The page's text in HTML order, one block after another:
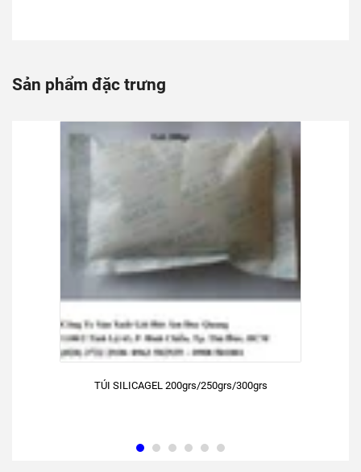
Sản phẩm đặc trưng
TÚI SILICAGEL 200grs/250grs/300grs